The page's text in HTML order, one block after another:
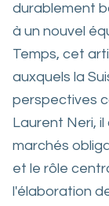
durablement
à un nouvel
Temps, cet
auxquels la
perspectives
Laurent Neri,
marchés
et le rôle
l'élaboration